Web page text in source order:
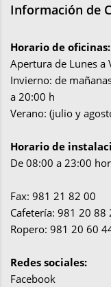
Información de
Horario de oficinas:
Apertura de Lunes a
Invierno: de
a 20:00 h
Verano: (julio y
Horario de
De 08:00 a 23:00
Fax: 981 21 82 00
Cafetería: 981 20 88
Ropero: 981 20 60
Redes sociales:
Facebook